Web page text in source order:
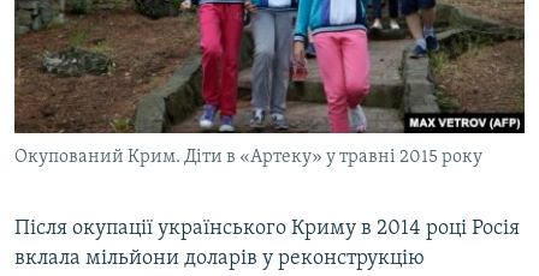
Окупований Крим. Діти в «Артеку» у травні 2015 року
Після окупації українського Криму в 2014 році Росія
вклала мільйони доларів у реконструкцію